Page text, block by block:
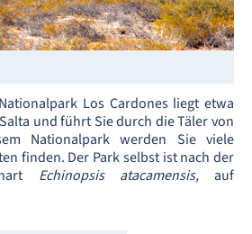
Los Cardones liegt etwa
und führt Sie durch die Täler von
Nationalpark werden Sie viele
finden. Der Park selbst ist nach der
Echinopsis atacamensis, auf